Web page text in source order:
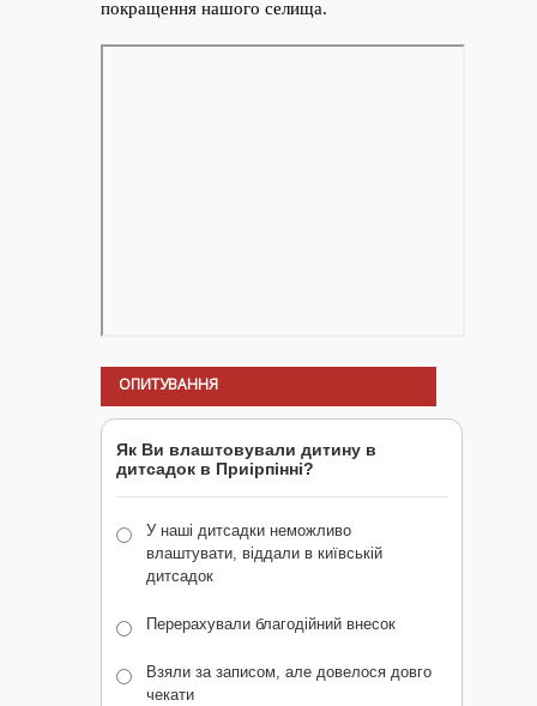
ОПИТУВАННЯ
Як Ви влаштовували дитину в
дитсадок в Приірпінні?
У наші дитсадки неможливо
влаштувати, віддали в київській
дитсадок
Перерахували благодійний внесок
Взяли за записом, але довелося довго
чекати